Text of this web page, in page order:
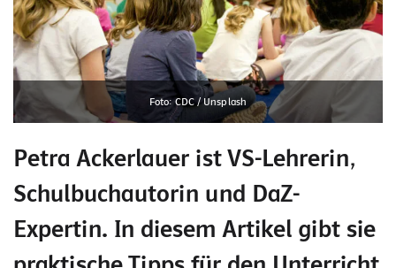
Foto: CDC / Unsplash
Petra Ackerlauer ist VS-Lehrerin,
Schulbuchautorin und DaZ-
Expertin. In diesem Artikel gibt sie